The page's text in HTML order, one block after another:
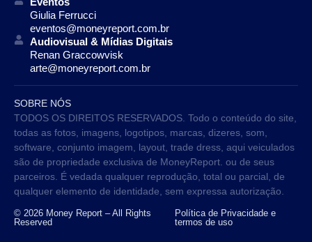
Giulia Ferrucci
eventos@moneyreport.com.br
Audiovisual & Mídias Digitais
Renan Graccowvisk
arte@moneyreport.com.br
SOBRE NÓS
TODOS OS DIREITOS RESERVADOS. Todo o conteúdo do site,
todas as fotos, imagens, logotipos, marcas, dizeres, som,
software, conjunto imagem, layout, trade dress, aqui veiculados
são de propriedade exclusiva de MoneyReport. ou de seus
parceiros. É vedada qualquer reprodução, total ou parcial, de
qualquer elemento de identidade, sem expressa autorização.
© 2026 Money Report – All Rights
Reserved
Política de Privacidade e
termos de uso